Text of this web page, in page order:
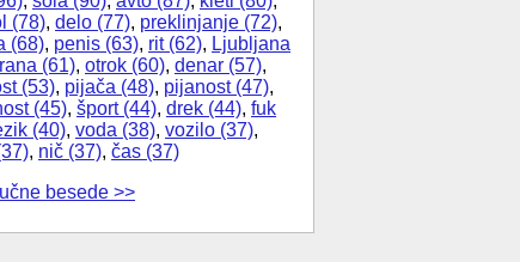
(78), delo (77), preklinjanje (72),
(68), penis (63), rit (62), Ljubljana
(61), otrok (60), denar (57),
(53), pijača (48), pijanost (47),
(45), šport (44), drek (44), fuk
(40), voda (38), vozilo (37),
, nič (37), čas (37)
besede >>